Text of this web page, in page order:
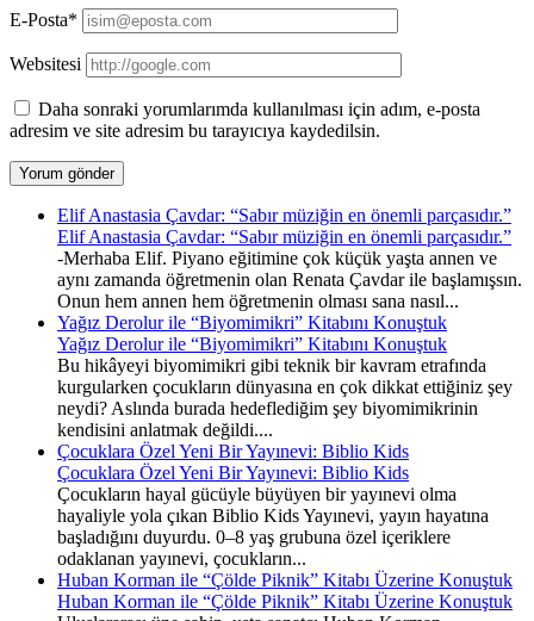
E-Posta*
Websitesi
Daha sonraki yorumlarımda kullanılması için adım, e-posta
adresim ve site adresim bu tarayıcıya kaydedilsin.
Elif Anastasia Çavdar: “Sabır müziğin en önemli parçasıdır.”
Elif Anastasia Çavdar: “Sabır müziğin en önemli parçasıdır.”
-Merhaba Elif. Piyano eğitimine çok küçük yaşta annen ve
aynı zamanda öğretmenin olan Renata Çavdar ile başlamışsın.
Onun hem annen hem öğretmenin olması sana nasıl...
Yağız Derolur ile “Biyomimikri” Kitabını Konuştuk
Yağız Derolur ile “Biyomimikri” Kitabını Konuştuk
Bu hikâyeyi biyomimikri gibi teknik bir kavram etrafında
kurgularken çocukların dünyasına en çok dikkat ettiğiniz şey
neydi? Aslında burada hedeflediğim şey biyomimikrinin
kendisini anlatmak değildi....
Çocuklara Özel Yeni Bir Yayınevi: Biblio Kids
Çocuklara Özel Yeni Bir Yayınevi: Biblio Kids
Çocukların hayal gücüyle büyüyen bir yayınevi olma
hayaliyle yola çıkan Biblio Kids Yayınevi, yayın hayatına
başladığını duyurdu. 0–8 yaş grubuna özel içeriklere
odaklanan yayınevi, çocukların...
Huban Korman ile “Çölde Piknik” Kitabı Üzerine Konuştuk
Huban Korman ile “Çölde Piknik” Kitabı Üzerine Konuştuk